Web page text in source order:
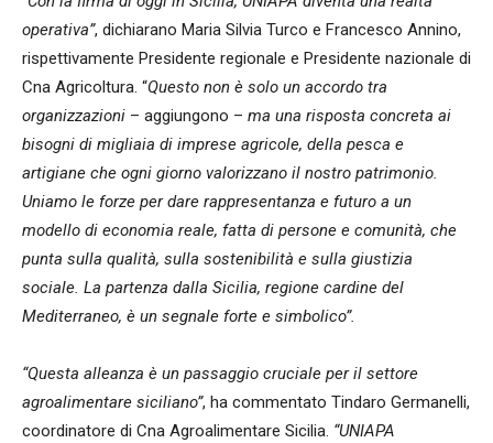
operativa”, dichiarano Maria Silvia Turco e Francesco Annino,
rispettivamente Presidente regionale e Presidente nazionale di
Cna Agricoltura. “Questo non è solo un accordo tra
organizzazioni – aggiungono – ma una risposta concreta ai
bisogni di migliaia di imprese agricole, della pesca e
artigiane che ogni giorno valorizzano il nostro patrimonio.
Uniamo le forze per dare rappresentanza e futuro a un
modello di economia reale, fatta di persone e comunità, che
punta sulla qualità, sulla sostenibilità e sulla giustizia
sociale. La partenza dalla Sicilia, regione cardine del
Mediterraneo, è un segnale forte e simbolico”.
“Questa alleanza è un passaggio cruciale per il settore
agroalimentare siciliano”, ha commentato Tindaro Germanelli,
coordinatore di Cna Agroalimentare Sicilia. “UNIAPA